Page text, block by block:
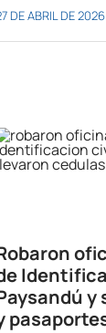
DE ABRIL DE
y